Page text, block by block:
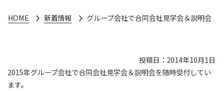
HOME 新着情報 グループ会社で合同会社見学会＆説明会
投稿日：2014年10月1日
2015年グループ会社で合同会社見学会＆説明会を随時受付してい
ます。